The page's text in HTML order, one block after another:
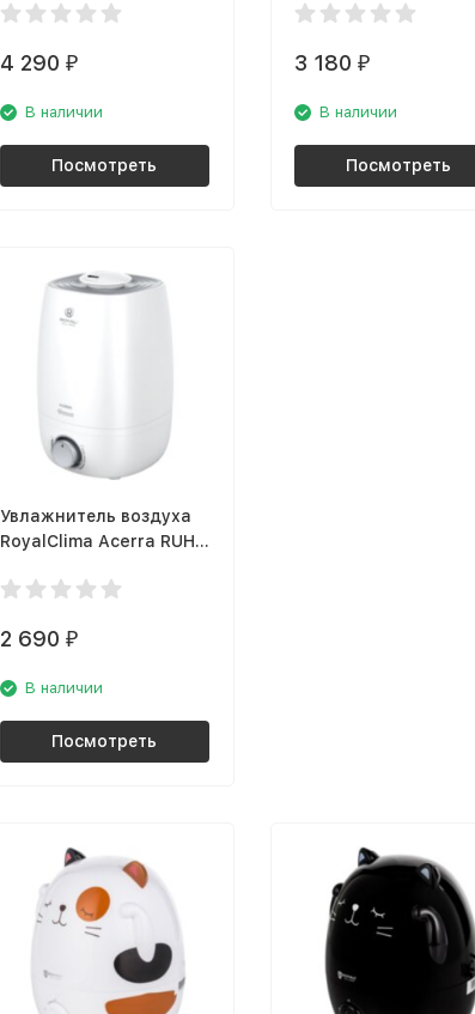
4 290 ₽
В наличии
Посмотреть
3 180 ₽
В наличии
Посмотреть
Увлажнитель воздуха
RoyalClima Acerra RUH-
2 690 ₽
В наличии
Посмотреть